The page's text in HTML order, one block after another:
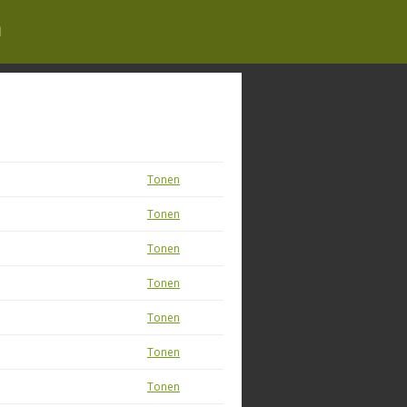
Tonen
Tonen
Tonen
Tonen
Tonen
Tonen
Tonen